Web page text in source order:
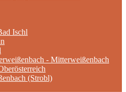
Ischl
- Mitterweißenbach
(Strobl)